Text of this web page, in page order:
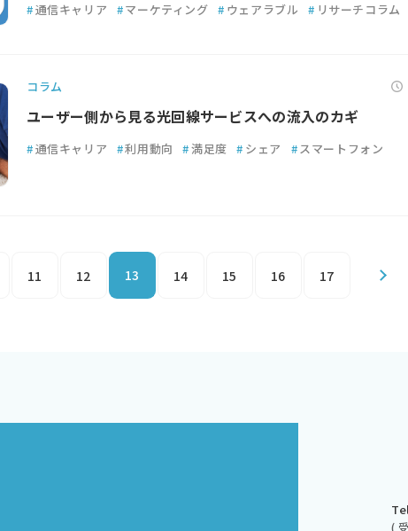
#通信キャリア #マーケティング # ウェアラブル # リサーチコラム
コラム
ユーザー側から見る光回線サービスへの流入のカギ
#通信キャリア #利用動向 #満足度 # シェア #スマートフォン
11 12 13 14 15 16 17
(